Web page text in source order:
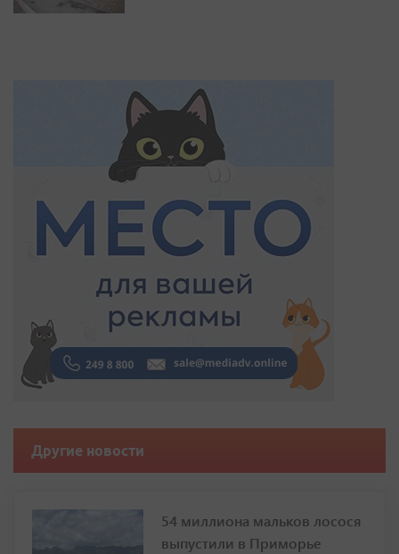
Другие новости
54 миллиона мальков лосося
выпустили в Приморье